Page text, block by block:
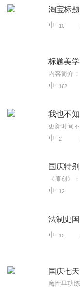
淘宝标
10
162
我也不
更新时间
2
国庆特
12
法制史
12
国庆七
魔性早功